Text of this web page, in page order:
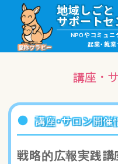
愛称ワラビー
地域しごと
サポート
NPOやコミュニ
起業・就
就職・
講座・
講座・サロン開催
戦略的広報実践講